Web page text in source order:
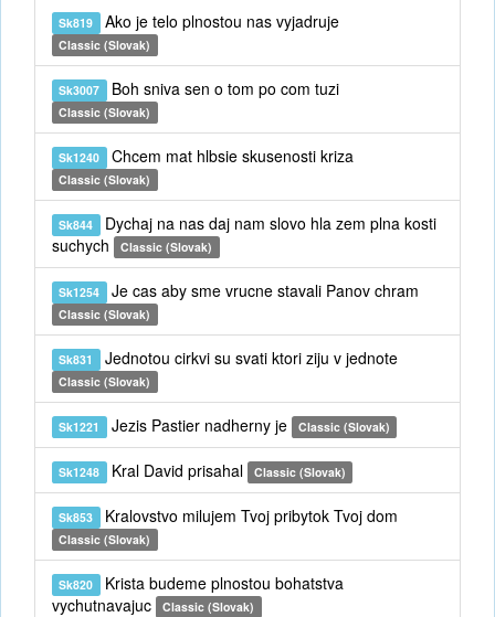
Sk819 Ako je telo plnostou nas vyjadruje
Classic (Slovak)
Sk3007 Boh sniva sen o tom po com tuzi
Classic (Slovak)
Sk1240 Chcem mat hlbsie skusenosti kriza
Classic (Slovak)
Sk844 Dychaj na nas daj nam slovo hla zem plna kosti
suchych
Classic (Slovak)
Sk1254 Je cas aby sme vrucne stavali Panov chram
Classic (Slovak)
Sk831 Jednotou cirkvi su svati ktori ziju v jednote
Classic (Slovak)
Sk1221 Jezis Pastier nadherny je Classic (Slovak)
Sk1248 Kral David prisahal Classic (Slovak)
Sk853 Kralovstvo milujem Tvoj pribytok Tvoj dom
Classic (Slovak)
Sk820 Krista budeme plnostou bohatstva
vychutnavajuc
Classic (Slovak)